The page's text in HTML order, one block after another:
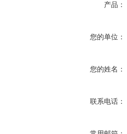
产品：
您的单位：
您的姓名：
联系电话：